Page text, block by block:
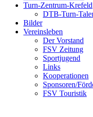
Turn-Zentrum-Krefeld
DTB-Turn-
Bilder
Vereinsleben
Der Vorstand
FSV Zeitung
Sportjugend
Links
Kooperationen
Sponsoren/
FSV Touristik